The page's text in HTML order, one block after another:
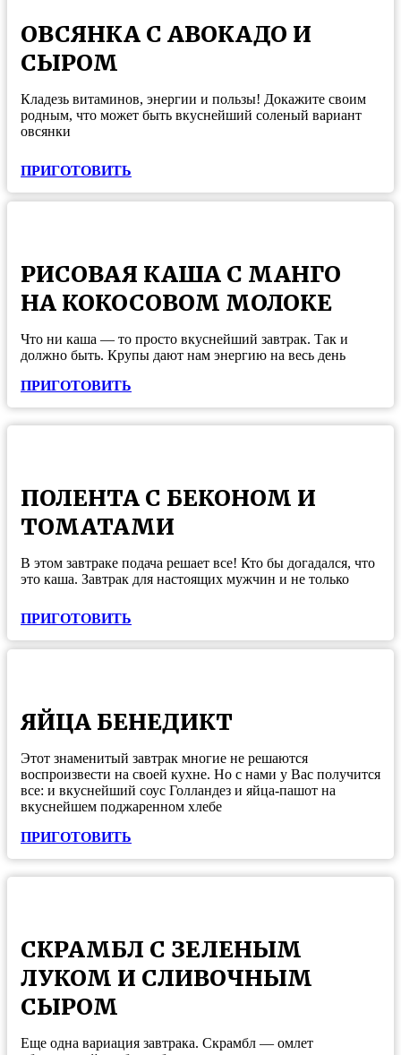
ОВСЯНКА С АВОКАДО И
СЫРОМ
Кладезь витаминов, энергии и пользы! Докажите своим
родным, что может быть вкуснейший соленый вариант
овсянки
ПРИГОТОВИТЬ
РИСОВАЯ КАША С МАНГО
НА КОКОСОВОМ МОЛОКЕ
Что ни каша — то просто вкуснейший завтрак. Так и
должно быть. Крупы дают нам энергию на весь день
ПРИГОТОВИТЬ
ПОЛЕНТА С БЕКОНОМ И
ТОМАТАМИ
В этом завтраке подача решает все! Кто бы догадался, что
это каша. Завтрак для настоящих мужчин и не только
ПРИГОТОВИТЬ
ЯЙЦА БЕНЕДИКТ
Этот знаменитый завтрак многие не решаются
воспроизвести на своей кухне. Но с нами у Вас получится
все: и вкуснейший соус Голландез и яйца-пашот на
вкуснейшем поджаренном хлебе
ПРИГОТОВИТЬ
СКРАМБЛ С ЗЕЛЕНЫМ
ЛУКОМ И СЛИВОЧНЫМ
СЫРОМ
Еще одна вариация завтрака. Скрамбл — омлет